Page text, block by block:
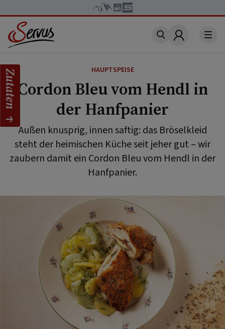
Account
HAUPTSPEISE
Cordon Bleu vom Hendl in
der Hanfpanier
Außen knusprig, innen saftig: das Bröselkleid
steht der heimischen Küche seit jeher gut – wir
zaubern damit ein Cordon Bleu vom Hendl in der
Hanfpanier.
Zutaten